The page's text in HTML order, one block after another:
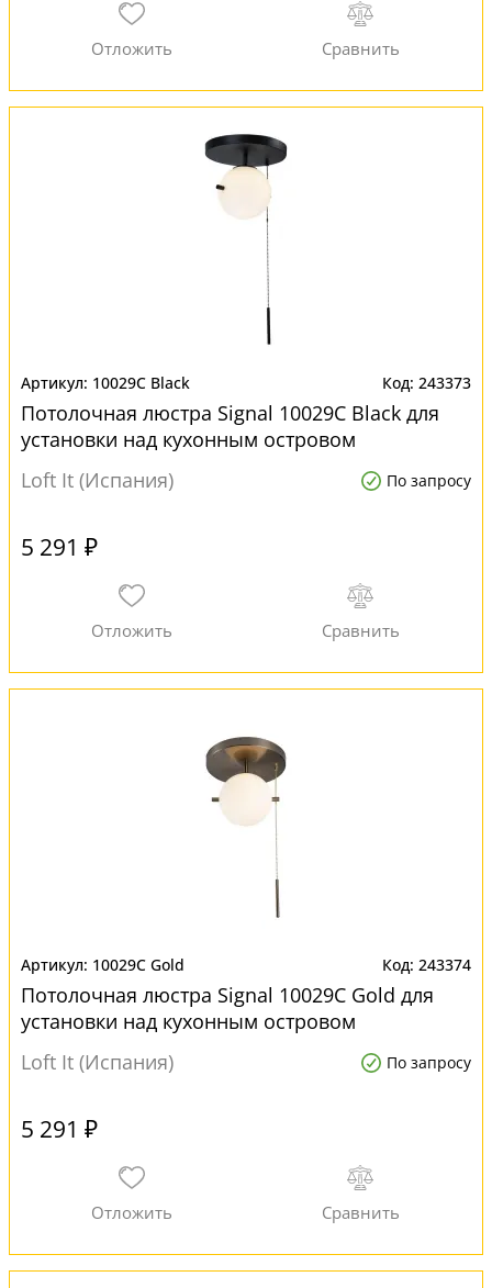
10029C Black 243373
Потолочная люстра Signal 10029C Black для
установки над кухонным островом
Loft It (Испания)
По запросу
5 291 ₽
10029C Gold 243374
Потолочная люстра Signal 10029C Gold для
установки над кухонным островом
Loft It (Испания)
По запросу
5 291 ₽